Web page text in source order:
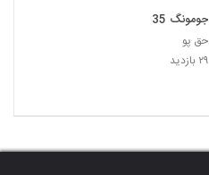
جومونگ 35
حق پو
۲۹ بازدید